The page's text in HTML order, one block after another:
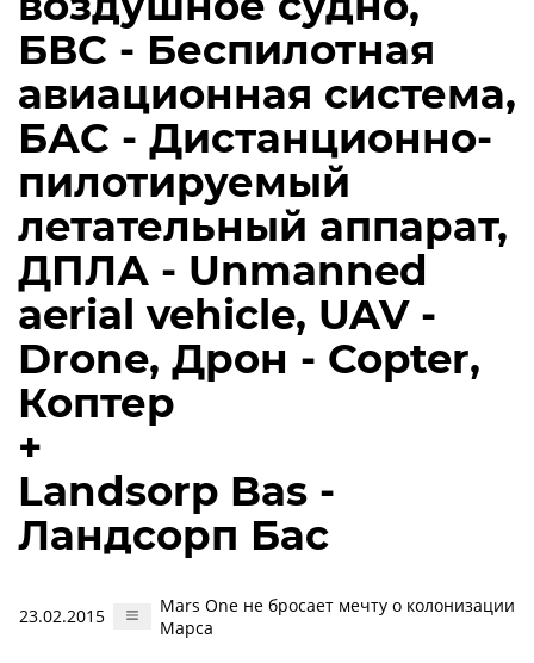
БВС - Беспилотная
авиационная система,
БАС - Дистанционно-
пилотируемый
летательный аппарат,
ДПЛА - Unmanned
aerial vehicle, UAV -
Drone, Дрон - Copter,
Коптер
+
Landsorp Bas -
Ландсорп Бас
23.02.2015
Mars One не бросает мечту о колонизации
Марса